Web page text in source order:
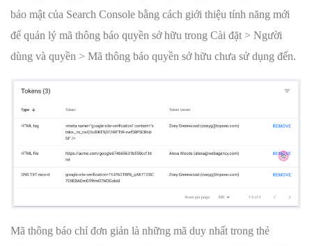
bảo mật của Search Console bằng cách giới thiệu tính năng mới
để quản lý mã thông báo quyền sở hữu trong Cài đặt > Người
dùng và quyền > Mã thông báo quyền sở hữu chưa sử dụng đến.
Mã thông báo chỉ đơn giản là những mã duy nhất trong thẻ